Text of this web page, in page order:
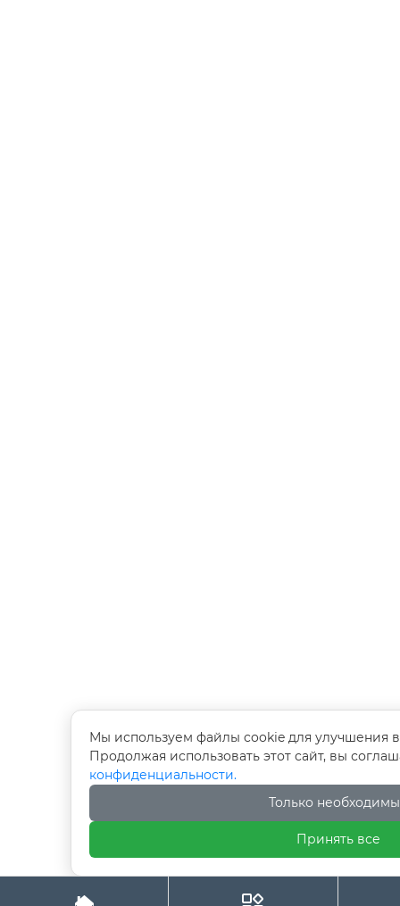
Мы используем файлы cookie для улучшения
Продолжая использовать этот сайт, вы
конфиденциальности.
Только
Принять все